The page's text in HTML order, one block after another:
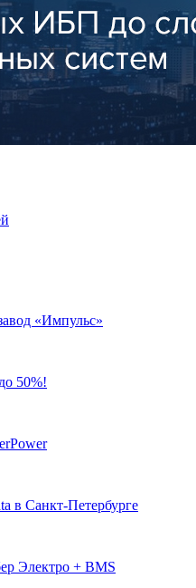
«Импульс»
50%!
в Санкт-Петербурге
Электро + BMS